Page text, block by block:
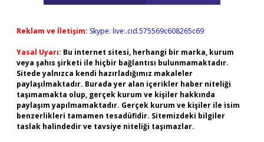
Reklam ve İletişim: Skype: live:.cid.575569c608265c69
Yasal Uyarı: Bu internet sitesi, herhangi bir marka, kurum
veya şahıs şirketi ile hiçbir bağlantısı bulunmamaktadır.
Sitede yalnızca kendi hazırladığımız makaleler
paylaşılmaktadır. Burada yer alan içerikler haber niteliği
taşımamakta olup, gerçek kurum ve kişiler hakkında
paylaşım yapılmamaktadır. Gerçek kurum ve kişiler ile isim
benzerlikleri tamamen tesadüfidir. Sitemizdeki bilgiler
taslak halindedir ve tavsiye niteliği taşımazlar.